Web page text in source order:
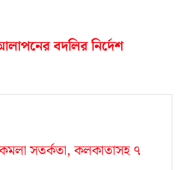
বদলির নির্দেশ
সতর্কতা, কলকাতাসহ ৭